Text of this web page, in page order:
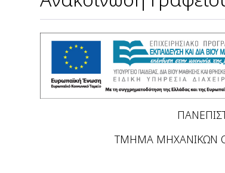
ΤΜΗΜΑ ΜΗΧΑΝΙΚΩΝ